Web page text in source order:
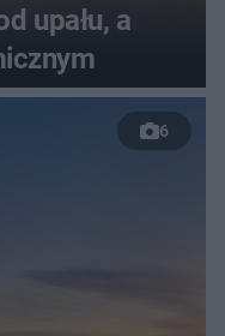
upału, a
6